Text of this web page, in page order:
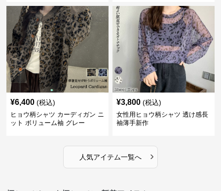
¥6,400 (税込)
ヒョウ柄シャツ カーディガン ニ
ット ボリューム袖 グレー
¥3,800 (税込)
女性用ヒョウ柄シャツ 透け感長
袖薄手新作
人気アイテム一覧へ ›